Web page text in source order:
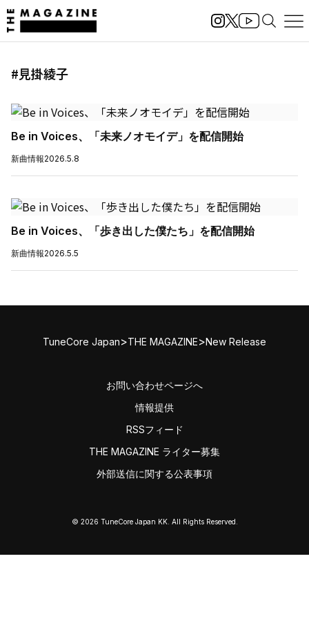
#見掛綾子
Be in Voices、「未来ノオモイデ」を配信開始
新曲情報2026.5.8
Be in Voices、「歩き出した僕たち」を配信開始
新曲情報2026.5.5
TuneCore Japan>THE MAGAZINE>New Release
お問い合わせページへ
情報提供
RSSフィード
THE MAGAZINE ライター募集
外部送信に関する公表事項
© 2026 TuneCore Japan KK. All Rights Reserved.